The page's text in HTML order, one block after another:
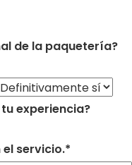
de la paquetería?
experiencia?
servicio.*